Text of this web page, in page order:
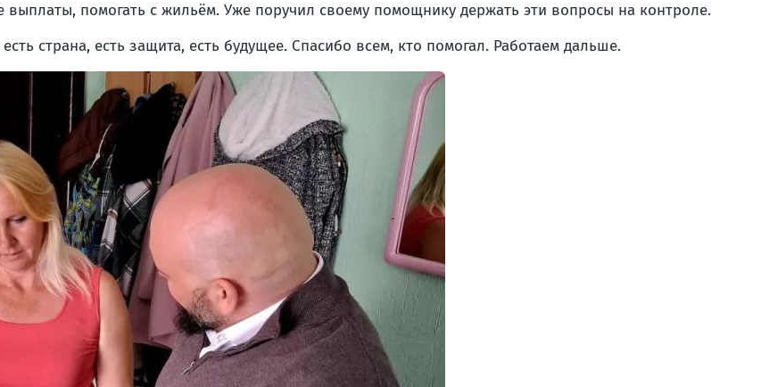
помогать с жильём. Уже поручил своему помощнику держать эти вопросы на контроле.
страна, есть защита, есть будущее. Спасибо всем, кто помогал. Работаем дальше.